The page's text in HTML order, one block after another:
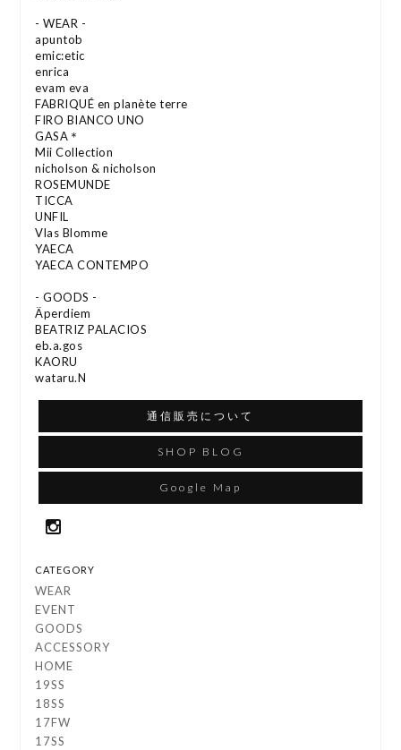
- WEAR -
apuntob
emic:etic
enrica
evam eva
FABRIQUÉ en planète terre
FIRO BIANCO UNO
GASA＊
Mii Collection
nicholson & nicholson
ROSEMUNDE
TICCA
UNFIL
Vlas Blomme
YAECA
YAECA CONTEMPO
- GOODS -
Äperdiem
BEATRIZ PALACIOS
eb.a.gos
KAORU
wataru.N
通信販売について
SHOP BLOG
Google Map
CATEGORY
WEAR
EVENT
GOODS
ACCESSORY
HOME
19SS
18SS
17FW
17SS